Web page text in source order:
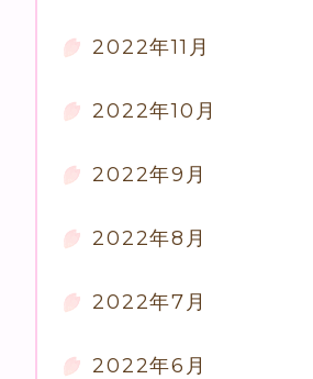
2022年11月
2022年10月
2022年9月
2022年8月
2022年7月
2022年6月